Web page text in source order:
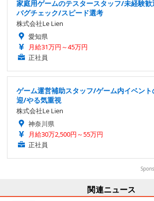
家庭用ゲームのテスタースタッフ/未経験
バグチェック/スピード選考
株式会社Le Lien
愛知県
月給31万円～45万円
正社員
ゲーム運営補助スタッフ/ゲーム内イベン
迎/やる気重視
株式会社Le Lien
神奈川県
月給30万2,500円～55万円
正社員
関連ニュース